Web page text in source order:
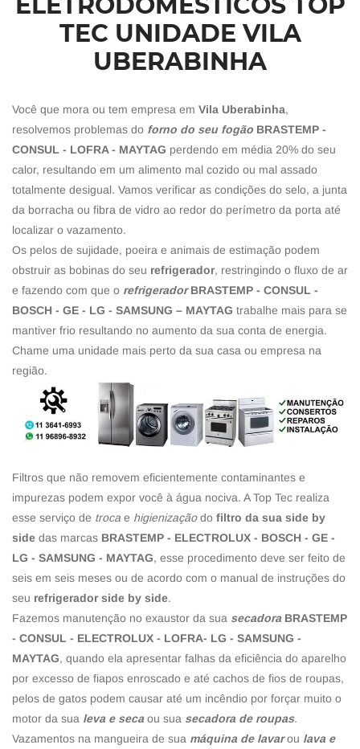
TEC UNIDADE VILA
UBERABINHA
Você que mora ou tem empresa em Vila Uberabinha,
resolvemos problemas do forno do seu fogão BRASTEMP -
CONSUL - LOFRA - MAYTAG perdendo em média 20% do seu
calor, resultando em um alimento mal cozido ou mal assado
totalmente desigual. Vamos verificar as condições do selo, a junta
da borracha ou fibra de vidro ao redor do perímetro da porta até
localizar o vazamento.
Os pelos de sujidade, poeira e animais de estimação podem
obstruir as bobinas do seu refrigerador, restringindo o fluxo de ar
e fazendo com que o refrigerador BRASTEMP - CONSUL -
BOSCH - GE - LG - SAMSUNG – MAYTAG trabalhe mais para se
mantiver frio resultando no aumento da sua conta de energia.
Chame uma unidade mais perto da sua casa ou empresa na
região.
Filtros que não removem eficientemente contaminantes e
impurezas podem expor você à água nociva. A Top Tec realiza
esse serviço de troca e higienizaçãodo filtro da sua side by
side das marcas BRASTEMP - ELECTROLUX - BOSCH - GE -
LG - SAMSUNG - MAYTAG, esse procedimento deve ser feito de
seis em seis meses ou de acordo com o manual de instruções do
seu refrigerador side by side.
Fazemos manutenção no exaustor da sua secadora BRASTEMP
- CONSUL - ELECTROLUX - LOFRA- LG - SAMSUNG -
MAYTAG, quando ela apresentar falhas da eficiência do aparelho
por excesso de fiapos enroscado e até cachos de fios de roupas,
pelos de gatos podem causar até um incêndio por forçar muito o
motor da sua leva e seca ou sua secadora de roupas.
Vazamentos na mangueira de sua máquina de lavarou lava e